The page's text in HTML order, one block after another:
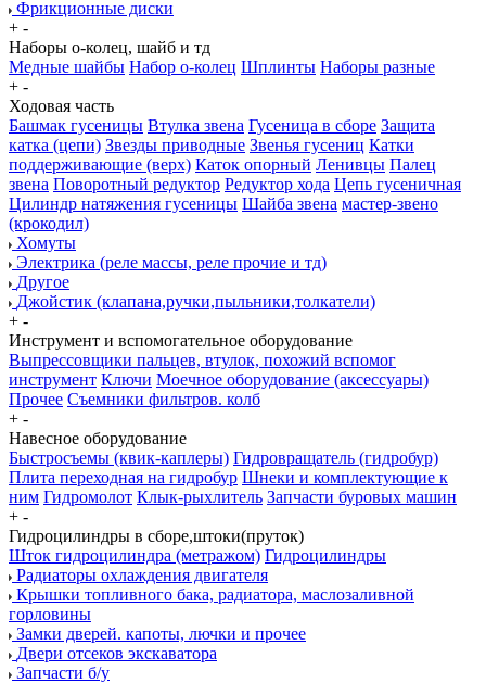
Фрикционные диски
+ -
Наборы о-колец, шайб и тд
Медные шайбы Набор о-колец Шплинты Наборы разные
+ -
Ходовая часть
Башмак гусеницы Втулка звена Гусеница в сборе Защита
катка (цепи) Звезды приводные Звенья гусениц Катки
поддерживающие (верх) Каток опорный Ленивцы Палец
звена Поворотный редуктор Редуктор хода Цепь гусеничная
Цилиндр натяжения гусеницы Шайба звена мастер-звено
(крокодил)
Хомуты
Электрика (реле массы, реле прочие и тд)
Другое
Джойстик (клапана,ручки,пыльники,толкатели)
+ -
Инструмент и вспомогательное оборудование
Выпрессовщики пальцев, втулок, похожий вспомог
инструмент Ключи Моечное оборудование (аксессуары)
Прочее Съемники фильтров. колб
+ -
Навесное оборудование
Быстросъемы (квик-каплеры) Гидровращатель (гидробур)
Плита переходная на гидробур Шнеки и комплектующие к
ним Гидромолот Клык-рыхлитель Запчасти буровых машин
+ -
Гидроцилиндры в сборе,штоки(пруток)
Шток гидроцилиндра (метражом) Гидроцилиндры
Радиаторы охлаждения двигателя
Крышки топливного бака, радиатора, маслозаливной
горловины
Замки дверей. капоты, лючки и прочее
Двери отсеков экскаватора
Запчасти б/у